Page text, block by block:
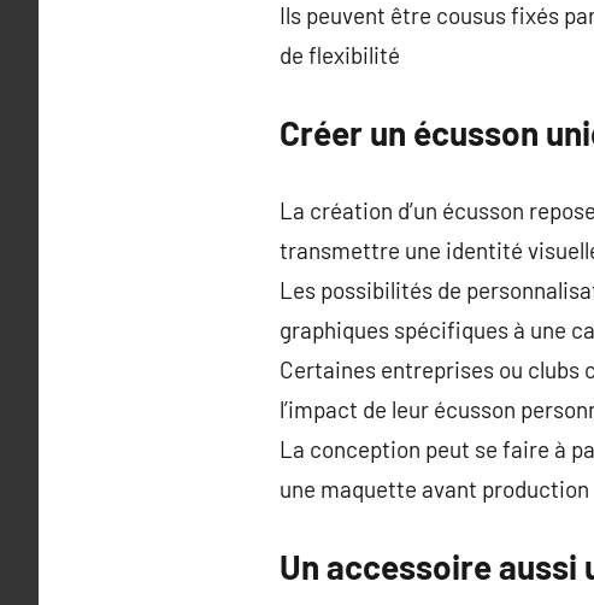
Ils peuvent être cousus fixés
de flexibilité
Créer un écusson
La création d’un écusson
transmettre une identité
Les possibilités de
graphiques spécifiques à une
Certaines entreprises ou clubs
l’impact de leur écusson
La conception peut se faire à
une maquette avant production
Un accessoire aussi